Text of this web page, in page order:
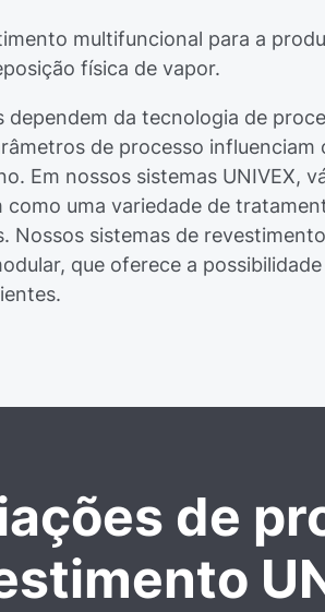
multifuncional para a
física de vapor.
da tecnologia de
de processo influenciam
Em nossos sistemas UNIVEX,
uma variedade de
Nossos sistemas de
que oferece a
de